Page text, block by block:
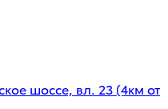
шоссе, вл. 23 (4км от